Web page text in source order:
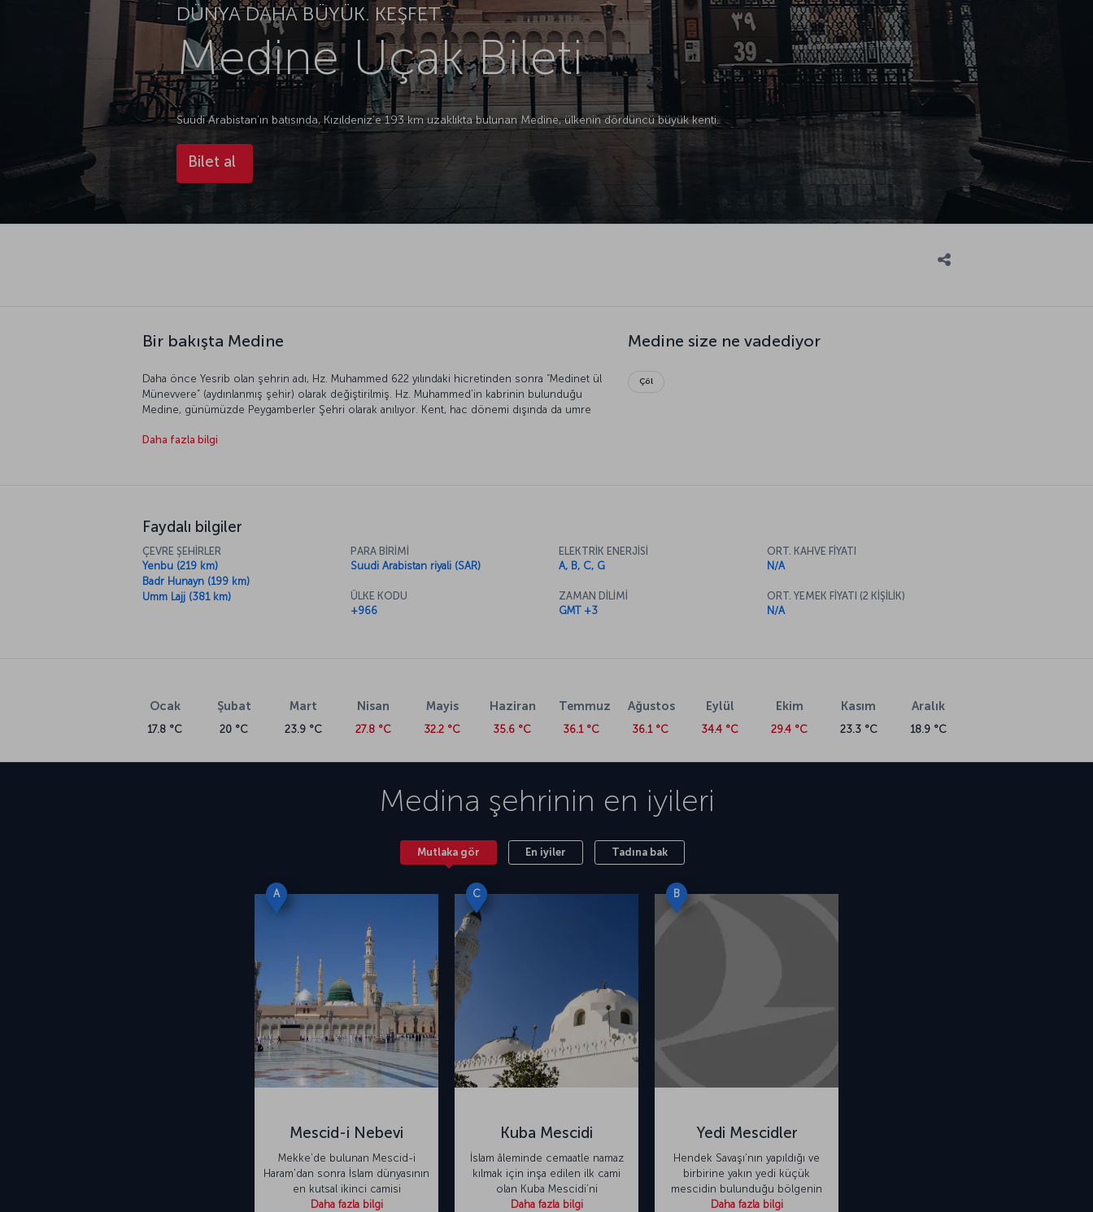
DÜNYA DAHA BÜYÜK. KEŞFET.
Medine Uçak Bileti
Suudi Arabistan’ın batısında, Kızıldeniz’e 193 km uzaklıkta bulunan Medine, ülkenin dördüncü büyük kenti.
Bilet al
Bir bakışta Medine
Daha önce Yesrib olan şehrin adı, Hz. Muhammed 622 yılındaki hicretinden sonra “Medinet ül
Münevvere” (aydınlanmış şehir) olarak değiştirilmiş. Hz. Muhammed’in kabrinin bulunduğu
Medine, günümüzde Peygamberler Şehri olarak anılıyor. Kent, hac dönemi dışında da umre
ile birlikte hac duraklarının en önemli bölgesi olan Medine her yıl milyonlarca Müslümanı
Daha fazla bilgi
Medine size ne vadediyor
Çöl
Faydalı bilgiler
ÇEVRE ŞEHİRLER
Yenbu (219 km)
Badr Hunayn (199 km)
Umm Lajj (381 km)
PARA BİRİMİ
Suudi Arabistan riyali (SAR)
ÜLKE KODU
+966
ELEKTRİK ENERJİSİ
A, B, C, G
ZAMAN DİLİMİ
GMT +3
ORT. KAHVE FİYATI
N/A
ORT. YEMEK FİYATI (2 KİŞİLİK)
N/A
Ocak
17.8 °C
Şubat
20 °C
Mart
23.9 °C
Nisan
27.8 °C
Mayis
32.2 °C
Haziran
35.6 °C
Temmuz
36.1 °C
Ağustos
36.1 °C
Eylül
34.4 °C
Ekim
29.4 °C
Kasım
23.3 °C
Aralık
18.9 °C
Medina şehrinin en iyileri
Mutlaka gör En iyiler Tadına bak
A
Mescid-i Nebevi
Mekke’de bulunan Mescid-i
Haram’dan sonra İslam dünyasının
en kutsal ikinci camisi
Daha fazla bilgi
C
Kuba Mescidi
İslam âleminde cemaatle namaz
kılmak için inşa edilen ilk cami
olan Kuba Mescidi’ni
Daha fazla bilgi
B
Yedi Mescidler
Hendek Savaşı’nın yapıldığı ve
birbirine yakın yedi küçük
mescidin bulunduğu bölgenin
Daha fazla bilgi